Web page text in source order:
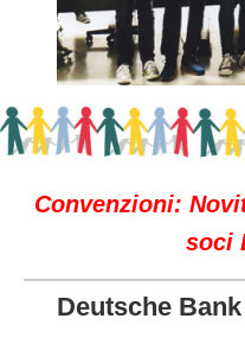
Convenzioni:
soci
Deutsche